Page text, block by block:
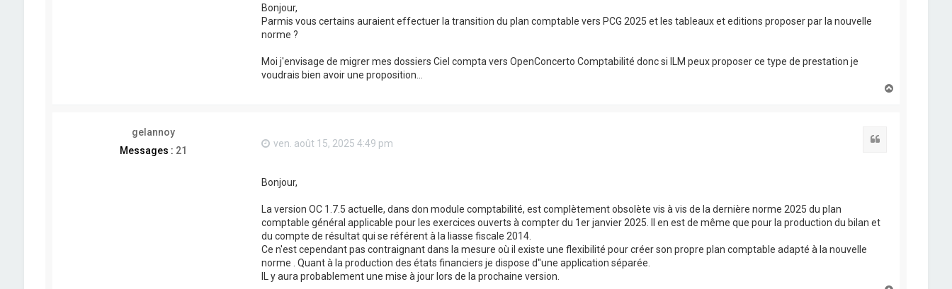
Bonjour,
Parmis vous certains auraient effectuer la transition du plan comptable vers PCG 2025 et les tableaux et editions proposer par la nouvelle
norme ?
Moi j'envisage de migrer mes dossiers Ciel compta vers OpenConcerto Comptabilité donc si ILM peux proposer ce type de prestation je
voudrais bien avoir une proposition...
gelannoy
Messages : 21
ven. août 15, 2025 4:49 pm
Bonjour,
La version OC 1.7.5 actuelle, dans don module comptabilité, est complètement obsolète vis à vis de la dernière norme 2025 du plan
comptable général applicable pour les exercices ouverts à compter du 1er janvier 2025. Il en est de même que pour la production du bilan et
du compte de résultat qui se référent à la liasse fiscale 2014.
Ce n'est cependant pas contraignant dans la mesure où il existe une flexibilité pour créer son propre plan comptable adapté à la nouvelle
norme . Quant à la production des états financiers je dispose d''une application séparée.
IL y aura probablement une mise à jour lors de la prochaine version.